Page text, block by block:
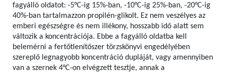
fagyálló oldatot: -5°C-ig 15%-ban, -10°C-ig 25%-ban, -20°C-ig
40%-ban tartalmazzon propilén-glikolt. Ez nem veszélyes az
emberi egészségre és nem illékony, hosszabb idő alatt sem
változik a koncentrációja. Ebbe a fagyálló oldatba kell
belemérni a fertőtlenítőszer törzskönyvi engedélyében
szereplő legnagyobb koncentráció dupláját, vagy amennyiben
van a szernek 4°C-on elvégzett tesztje, annak a